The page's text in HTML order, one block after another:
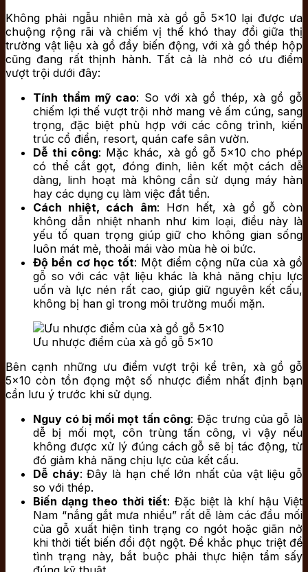
Không phải ngẫu nhiên mà xà gồ gỗ 5×10 lại được ưa
chuộng rộng rãi và chiếm vị thế khó thay đổi giữa thị
trường vật liệu xà gồ đầy biến động, với xà gồ thép hộp
cũng đang rất thịnh hành. Tất cả là nhờ có ưu điểm
vượt trội dưới đây:
Tính thẩm mỹ cao: So với xà gồ thép, xà gồ gỗ
chiếm lợi thế vượt trội nhờ mang vẻ ấm cúng, sang
trọng, đặc biệt phù hợp với các công trình, kiến
trúc cổ điển, resort, quán cafe sân vườn.
Dễ thi công: Mặc khác, xà gồ gỗ 5×10 cho phép
có thể cắt gọt, đóng đinh, liên kết một cách dễ
dàng, linh hoạt mà không cần sử dụng máy hàn
hay các dụng cụ làm việc đắt tiền.
Cách nhiệt, cách âm: Hơn hết, xà gồ gỗ còn
không dẫn nhiệt nhanh như kim loại, điều này là
yếu tố quan trọng giúp giữ cho không gian sống
luôn mát mẻ, thoải mái vào mùa hè oi bức.
Độ bền cơ học tốt: Một điểm cộng nữa của xà gồ
gỗ so với các vật liệu khác là khả năng chịu lực
uốn và lực nén rất cao, giúp giữ nguyên kết cấu,
không bị han gỉ trong môi trường muối mặn.
Ưu nhược điểm của xà gồ gỗ 5×10
Bên cạnh những ưu điểm vượt trội kể trên, xà gồ gỗ
5×10 còn tồn đọng một số nhược điểm nhất định bạn
cần lưu ý trước khi sử dụng.
Nguy có bị mối mọt tấn công: Đặc trưng của gỗ là
dễ bị mối mọt, côn trùng tấn công, vì vậy nếu
không được xử lý đúng cách gỗ sẽ bị tác động, từ
đó giảm khả năng chịu lực của kết cấu.
Dễ cháy: Đây là hạn chế lớn nhất của vật liệu gỗ
so với thép.
Biến dạng theo thời tiết: Đặc biệt là khí hậu Việt
Nam “nắng gắt mưa nhiều” rất dễ làm các đầu mối
của gỗ xuất hiện tình trạng co ngót hoặc giãn nở
khi thời tiết biến đổi đột ngột. Để khắc phục triệt để
tình trạng này, bắt buộc phải thực hiện tẩm sấy